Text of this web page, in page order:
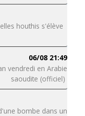
houthis s'élève
06/08 21:49
vendredi en Arabie
saoudite (officiel)
bombe dans un